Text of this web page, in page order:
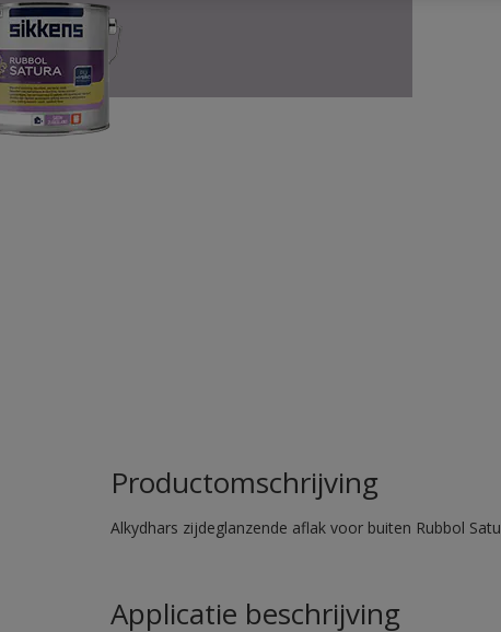
Productomschrijving
Alkydhars zijdeglanzende aflak voor buiten Rubbol
Applicatie beschrijving